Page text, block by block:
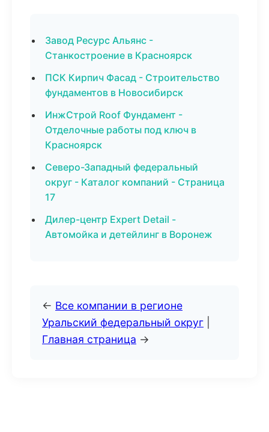
Завод Ресурс Альянс -
Станкостроение в Красноярск
ПСК Кирпич Фасад - Строительство
фундаментов в Новосибирск
ИнжСтрой Roof Фундамент -
Отделочные работы под ключ в
Красноярск
Северо-Западный федеральный
округ - Каталог компаний - Страница
17
Дилер-центр Expert Detail -
Автомойка и детейлинг в Воронеж
← Все компании в регионе
Уральский федеральный округ
Главная страница →